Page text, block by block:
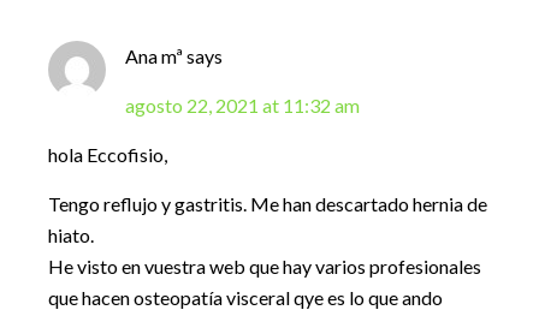
Ana mª says
agosto 22, 2021 at 11:32 am
hola Eccofisio,
Tengo reflujo y gastritis. Me han descartado hernia de
hiato.
He visto en vuestra web que hay varios profesionales
que hacen osteopatía visceral qye es lo que ando